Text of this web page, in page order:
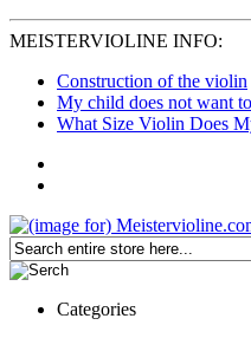
MEISTERVIOLINE INFO:
Construction of the violin
My child does not want
What Size Violin Does
Categories